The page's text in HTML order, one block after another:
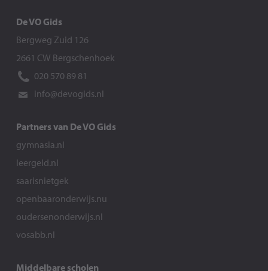
De VO Gids
Bergweg Zuid 126
2661 CW Bergschenhoek
020 570 89 81
info@devogids.nl
Partners van De VO Gids
gymnasia.nl
leergeld.nl
saarisnietgek
openbaaronderwijs.nu
oudersenonderwijs.nl
vosabb.nl
Middelbare scholen